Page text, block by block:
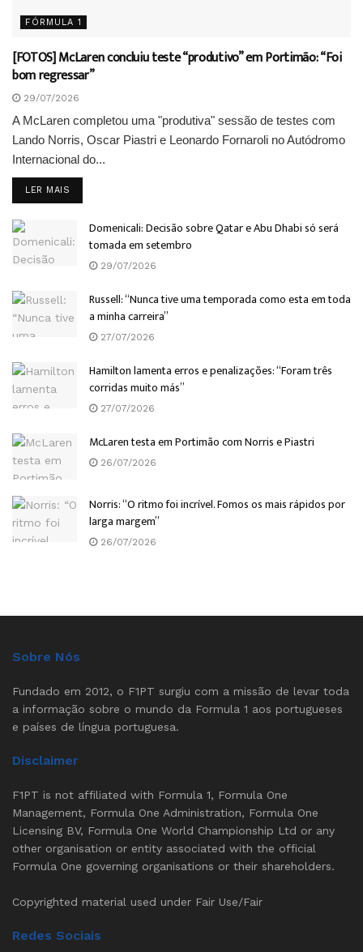
FÓRMULA 1
[FOTOS] McLaren concluiu teste “produtivo” em Portimão: “Foi
bom regressar”
29/07/2026
A McLaren completou uma "produtiva" sessão de testes com
Lando Norris, Oscar Piastri e Leonardo Fornaroli no Autódromo
Internacional do...
LER MAIS
Domenicali: Decisão sobre Qatar e Abu Dhabi só será
tomada em setembro
29/07/2026
Russell: “Nunca tive uma temporada como esta em toda
a minha carreira”
27/07/2026
Hamilton lamenta erros e penalizações: “Foram três
corridas muito más”
27/07/2026
McLaren testa em Portimão com Norris e Piastri
26/07/2026
Norris: “O ritmo foi incrível. Fomos os mais rápidos por
larga margem”
26/07/2026
Sobre Nós
Fundado em 2012, o F1PT surgiu com a missão de levar toda
a informação sobre o mundo da Formula 1 aos portugueses
e países de língua portuguesa.
Disclaimer
F1PT is not affiliated with Formula 1, Formula One
Management, Formula One Administration, Formula One
Licensing BV, Formula One World Championship Ltd or any
other organisation or entity associated with the official
Formula One governing organisations or their shareholders.
Copyrighted material used under Fair Use/Fair
Redes Sociais